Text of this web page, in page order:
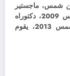
شمس، ماجستير
دكتوراه
يقوم